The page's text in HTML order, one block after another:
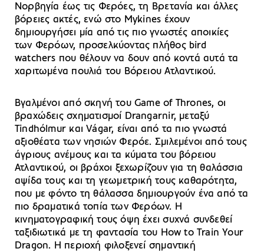
Νορβηγία έως τις Φερόες, τη Βρετανία και άλλες
βόρειες ακτές, ενώ στο Mykines έχουν
δημιουργήσει μία από τις πιο γνωστές αποικίες
των Φερόων, προσελκύοντας πλήθος bird
watchers που θέλουν να δουν από κοντά αυτά τα
χαριτωμένα πουλιά του Βόρειου Ατλαντικού.
Βγαλμένοι από σκηνή του Game of Thrones, οι
βραχώδεις σχηματισμοί Drangarnir, μεταξύ
Tindhólmur και Vágar, είναι από τα πιο γνωστά
αξιοθέατα των νησιών Φερόε. Σμιλεμένοι από τους
άγριους ανέμους και τα κύματα του βόρειου
Ατλαντικού, οι βράχοι ξεχωρίζουν για τη θαλάσσια
αψίδα τους και τη γεωμετρική τους καθαρότητα,
που με φόντο τη θάλασσα δημιουργούν ένα από τα
πιο δραματικά τοπία των Φερόων. Η
κινηματογραφική τους όψη έχει συχνά συνδεθεί
ταξιδιωτικά με τη φαντασία του How to Train Your
Dragon. Η περιοχή φιλοξενεί σημαντική